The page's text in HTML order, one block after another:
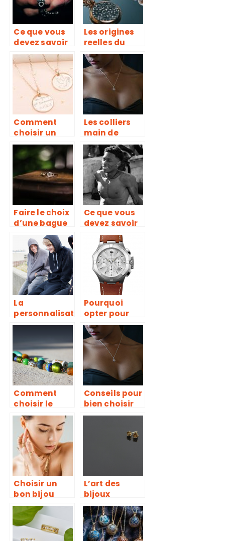
Ce que vous
devez savoir
sur les
colliers avec
tete de mort
Les origines
reelles du
legendaire
Kraken
Comment
choisir un
bijou à offrir
pour les
sacrements
de baptême
ainsi que de
communion ?
Les colliers
main de
Fatma,
l’indispensab
le à savoir
Faire le choix
d’une bague
en diamant :
pourquoi
donc ?
Ce que vous
devez savoir
sur les
colliers ras du
cou
La
personnalisat
ion de sweat
Pourquoi
opter pour
l’utilisation
des montres
quartz ?
Comment
choisir le
bijou qui me
convient ?
Conseils pour
bien choisir
son collier
Choisir un
bon bijou
pour une
tenue bien
accessoirisee
L’art des
bijoux
fantaisie
feminins :
charme et
delicatesse